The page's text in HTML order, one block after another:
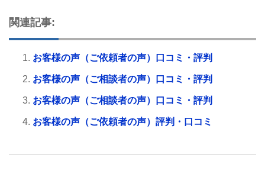
関連記事:
お客様の声（ご依頼者の声）口コミ・評判
お客様の声（ご相談者の声）口コミ・評判
お客様の声（ご相談者の声）口コミ・評判
お客様の声（ご依頼者の声）評判・口コミ